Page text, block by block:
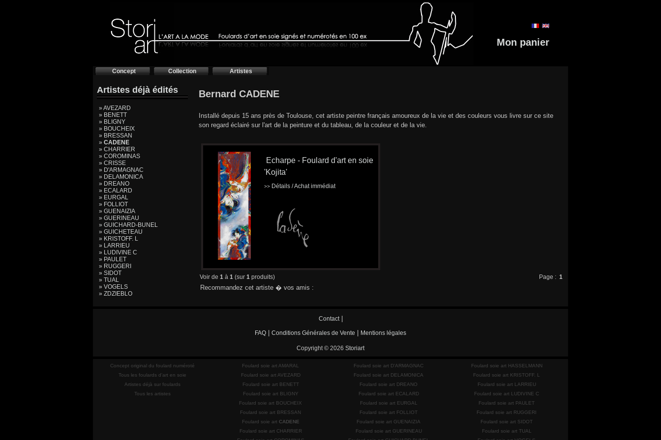
Mon panier
Concept Collection Artistes
Artistes déjà édités
» AVEZARD
» BENETT
» BLIGNY
» BOUCHEIX
» BRESSAN
» CADENE
» CHARRIER
» COROMINAS
» CRISSE
» D'ARMAGNAC
» DELAMONICA
» DREANO
» ECALARD
» EURGAL
» FOLLIOT
» GUENAIZIA
» GUERINEAU
» GUICHARD-BUNEL
» GUICHETEAU
» KRISTOFF. L
» LARRIEU
» LUDIVINE C
» PAULET
» RUGGERI
» SIDOT
» TUAL
» VOGELS
» ZDZIEBLO
Bernard CADENE
Installé depuis 15 ans près de Toulouse, cet artiste peintre français amoureux de la vie et des couleurs vous livre sur ce site
son regard éclairé sur l'art de la peinture et du tableau, de la couleur et de la vie.
Echarpe - Foulard d'art en soie
'Kojita'
>> Détails / Achat immédiat
Voir de 1 à 1 (sur 1 produits) Page : 1
Recommandez cet artiste � vos amis :
Contact|
FAQ Conditions Générales de Vente Mentions légales
Copyright © 2026 Storiart
Concept original du foulard numéroté
Tous les foulards d'art en soie
Artistes déjà sur foulards
Tous les artistes
Foulard soie art AMARAL
Foulard soie art AVEZARD
Foulard soie art BENETT
Foulard soie art BLIGNY
Foulard soie art BOUCHEIX
Foulard soie art BRESSAN
Foulard soie art CADENE
Foulard soie art CHARRIER
Foulard soie art D'ARMAGNAC
Foulard soie art DELAMONICA
Foulard soie art DREANO
Foulard soie art ECALARD
Foulard soie art EURGAL
Foulard soie art FOLLIOT
Foulard soie art GUENAIZIA
Foulard soie art GUERINEAU
Foulard soie art HASSELMANN
Foulard soie art KRISTOFF. L
Foulard soie art LARRIEU
Foulard soie art LUDIVINE C
Foulard soie art PAULET
Foulard soie art RUGGERI
Foulard soie art SIDOT
Foulard soie art TUAL